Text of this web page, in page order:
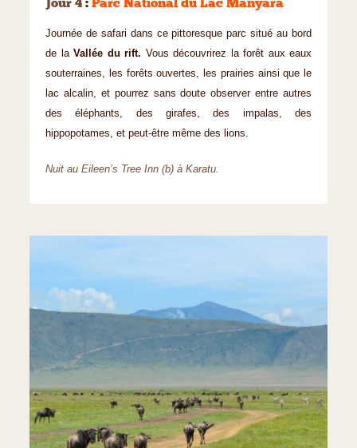
Jour 4 : Parc National du Lac Manyara
Journée de safari dans ce pittoresque parc situé au bord
de la Vallée du rift. Vous découvrirez la forêt aux eaux
souterraines, les forêts ouvertes, les prairies ainsi que le
lac alcalin, et pourrez sans doute observer entre autres
des éléphants, des girafes, des impalas, des
hippopotames, et peut-être même des lions.
Nuit au Eileen’s Tree Inn (b) à Karatu.